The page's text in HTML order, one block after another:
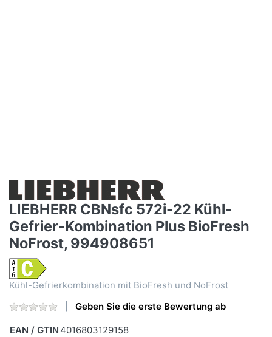
LIEBHERR CBNsfc 572i-22 Kühl-
Gefrier-Kombination Plus BioFresh
NoFrost, 994908651
Kühl-Gefrierkombination mit BioFresh und NoFrost
Geben Sie die erste Bewertung ab
EAN / GTIN 4016803129158